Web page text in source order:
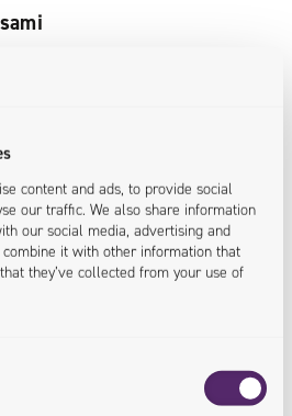
content and ads, to provide social
our traffic. We also share information
our social media, advertising and
it with other information that
they’ve collected from your use of
informacjami o
nadchodzących regulacji
Paszportem Produktów.
wybrać?
trzy wiodące rozwiązania, z